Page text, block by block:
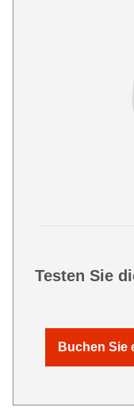
Testen Sie
Buchen Sie